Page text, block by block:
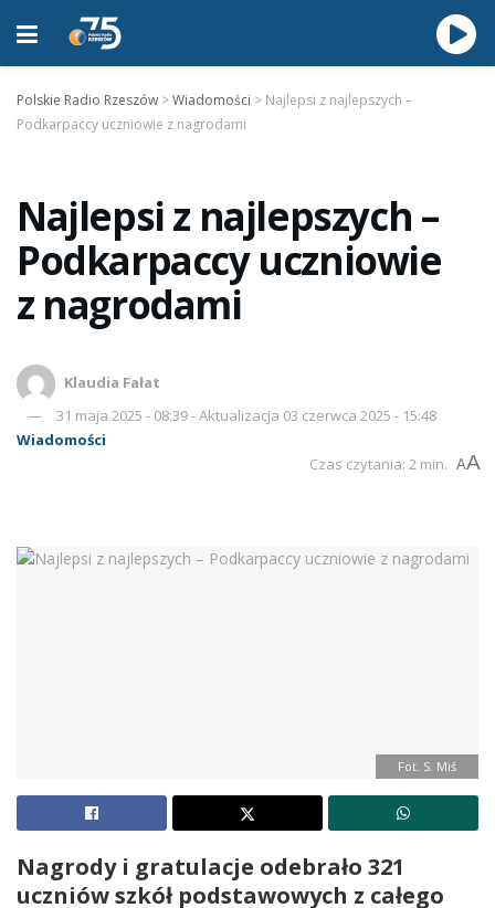
Polskie Radio Rzeszów >Wiadomości > Najlepsi z najlepszych –
Podkarpaccy uczniowie z nagrodami
Najlepsi z najlepszych –
Podkarpaccy uczniowie
z nagrodami
Klaudia Fałat
31 maja 2025 - 08:39 - Aktualizacja 03 czerwca 2025 - 15:48
Wiadomości
Czas czytania: 2 min. AA
Fot. S. Miś
Nagrody i gratulacje odebrało 321
uczniów szkół podstawowych z całego